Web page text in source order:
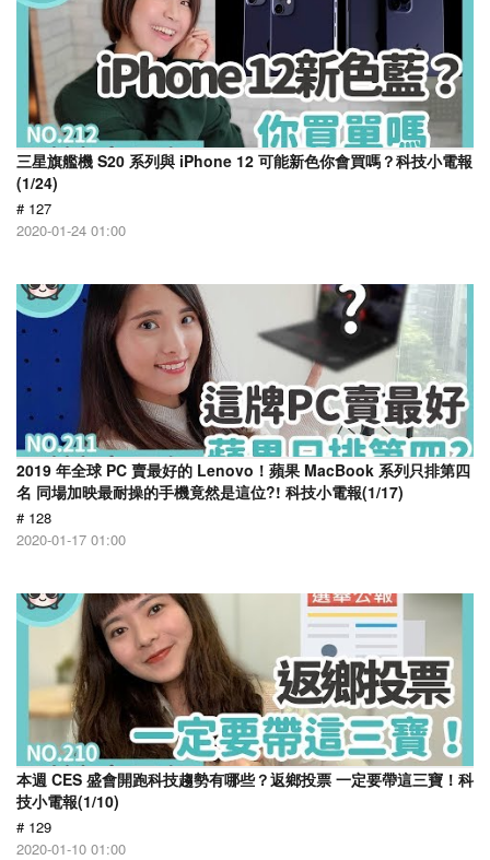
三星旗艦機 S20 系列與 iPhone 12 可能新色你會買嗎？科技小電報
(1/24)
# 127
2020-01-24 01:00
2019 年全球 PC 賣最好的 Lenovo！蘋果 MacBook 系列只排第四
名 同場加映最耐操的手機竟然是這位?! 科技小電報(1/17)
# 128
2020-01-17 01:00
本週 CES 盛會開跑科技趨勢有哪些？返鄉投票 一定要帶這三寶！科
技小電報(1/10)
# 129
2020-01-10 01:00